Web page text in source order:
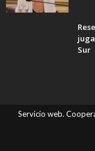
Sur
Servicio web.